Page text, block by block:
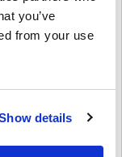
you’ve
from your use
details
es rápido y
antes o en la
tan
no serán
10 Opiniones